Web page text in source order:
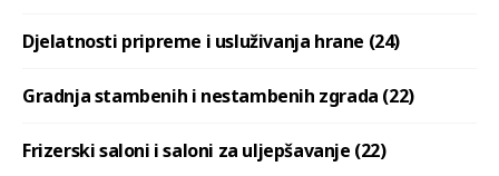
Djelatnosti pripreme i usluživanja hrane (24)
Gradnja stambenih i nestambenih zgrada (22)
Frizerski saloni i saloni za uljepšavanje (22)